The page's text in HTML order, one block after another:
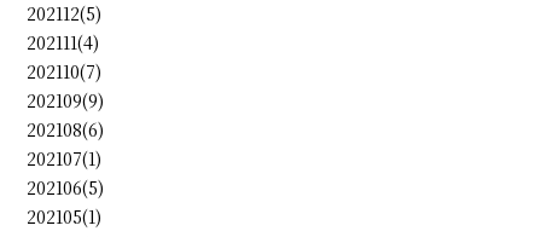
202112(5)
202111(4)
202110(7)
202109(9)
202108(6)
202107(1)
202106(5)
202105(1)